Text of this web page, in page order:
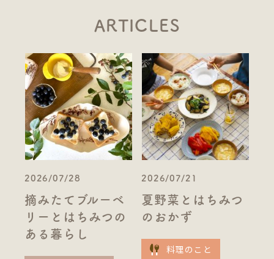
ARTICLES
2026/07/28
摘みたてブルーベ
リーとはちみつの
ある暮らし
2026/07/21
夏野菜とはちみつ
のおかず
料理のこと